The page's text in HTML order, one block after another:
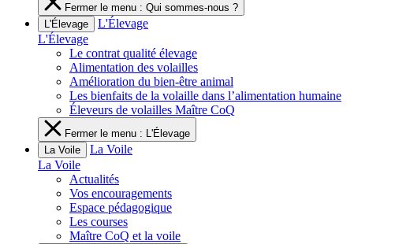
Fermer le menu : Qui sommes-nous ?
L'Élevage
L'Élevage
L'Élevage
Le contrat qualité élevage
Alimentation des volailles
Amélioration du bien-être animal
Les bienfaits de la volaille dans l’alimentation humaine
Éleveurs de volailles Maître CoQ
Fermer le menu : L'Élevage
La Voile
La Voile
La Voile
Actualités
Vos encouragements
Espace pédagogique
Les courses
Maître CoQ et la voile